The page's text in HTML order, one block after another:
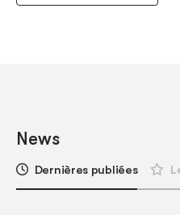
News
Dernières publiées